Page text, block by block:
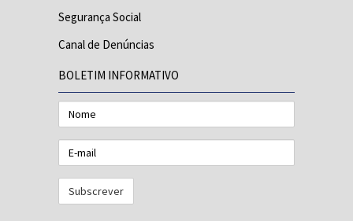
Segurança Social
Canal de Denúncias
BOLETIM INFORMATIVO
Nome
E-
mail